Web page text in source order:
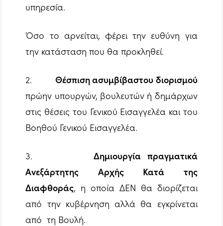
υπηρεσία.
Όσο το αρνείται, φέρει την ευθύνη για
την κατάσταση που θα προκληθεί.
2.Θέσπιση ασυμβίβαστου διορισμού
πρώην υπουργών, βουλευτών ή δημάρχων
στις θέσεις του Γενικού Εισαγγελέα και του
Βοηθού Γενικού Εισαγγελέα.
3. Δημιουργία πραγματικά
Ανεξάρτητης Αρχής Κατά της
Διαφθοράς, η οποία ΔΕΝ θα διορίζεται
από την κυβέρνηση αλλά θα εγκρίνεται
από τη Βουλή.